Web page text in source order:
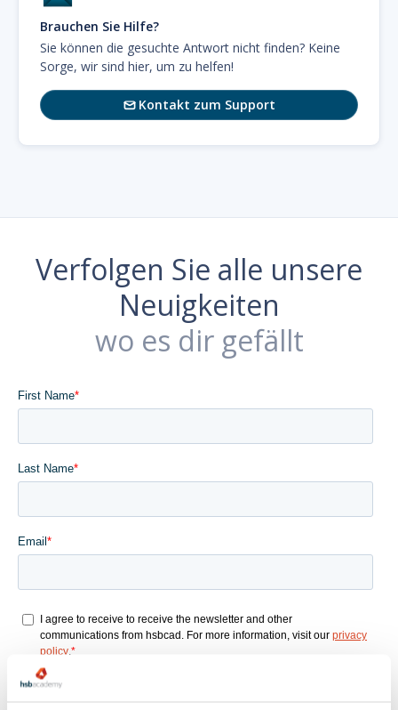
Brauchen Sie Hilfe?
Sie können die gesuchte Antwort nicht finden? Keine
Sorge, wir sind hier, um zu helfen!
Kontakt zum Support
Verfolgen Sie alle unsere
Neuigkeiten
wo es dir gefällt